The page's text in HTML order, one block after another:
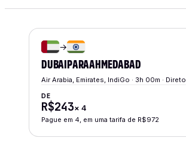
→
DUBAI PARAAHMEDABAD
Air Arabia, Emirates, IndiGo · 3h 00m · Direto
DE
R$243× 4
Pague em 4, em uma tarifa de R$972